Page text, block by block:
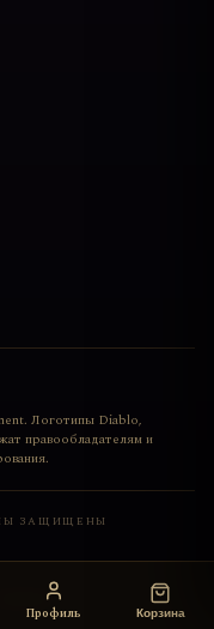
Логотипы Diablo,
правообладателям и
ЗАЩИЩЕНЫ
deemkend
Профиль Корзина